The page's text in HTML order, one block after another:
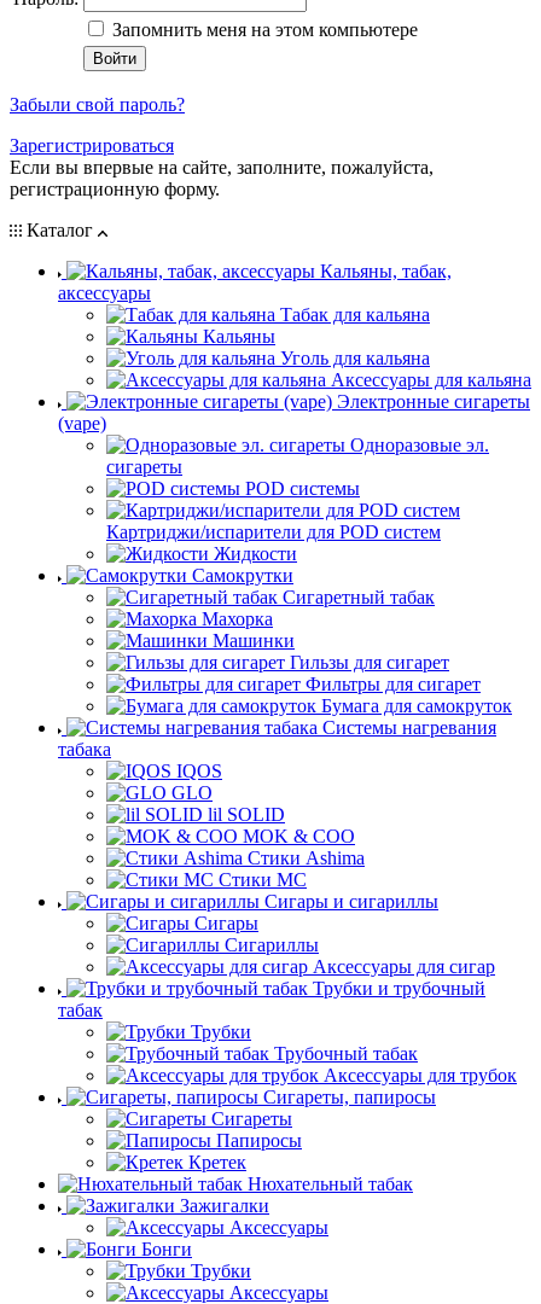
Запомнить меня на этом компьютере
Забыли свой пароль?
Зарегистрироваться
Если вы впервые на сайте, заполните, пожалуйста,
регистрационную форму.
Каталог
Кальяны, табак,
аксессуары
Табак для кальяна
Кальяны
Уголь для кальяна
Аксессуары для кальяна
Электронные сигареты
(vape)
Одноразовые эл.
сигареты
POD системы
Картриджи/испарители для POD систем
Жидкости
Самокрутки
Сигаретный табак
Махорка
Машинки
Гильзы для сигарет
Фильтры для сигарет
Бумага для самокруток
Системы нагревания
табака
IQOS
GLO
lil SOLID
MOK & COO
Стики Ashima
Стики MC
Сигары и сигариллы
Сигары
Сигариллы
Аксессуары для сигар
Трубки и трубочный
табак
Трубки
Трубочный табак
Аксессуары для трубок
Сигареты, папиросы
Сигареты
Папиросы
Кретек
Нюхательный табак
Зажигалки
Аксессуары
Бонги
Трубки
Аксессуары